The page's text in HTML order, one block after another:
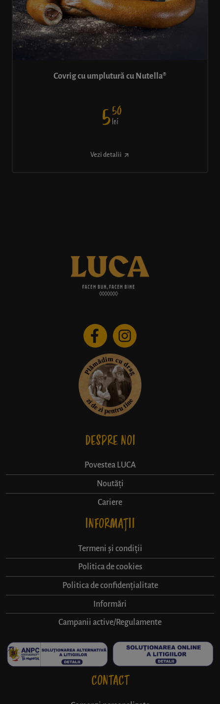
Covrig cu umplutură cu Nutella®
550
lei
Vezi detalii
DESPRE NOI
Povestea LUCA
Noutăți
Cariere
INFORMAȚII
Termeni și condiții
Politica de cookies
Politica de confidențialitate
Informări
Campanii active/Regulamente
CONTACT